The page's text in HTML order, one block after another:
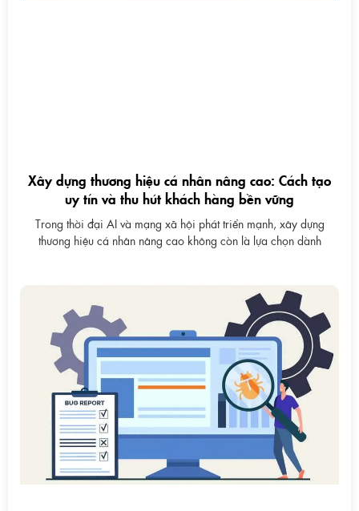
Xây dựng thương hiệu cá nhân nâng cao: Cách tạo
uy tín và thu hút khách hàng bền vững
Trong thời đại AI và mạng xã hội phát triển mạnh, xây dựng
thương hiệu cá nhân nâng cao không còn là lựa chọn dành